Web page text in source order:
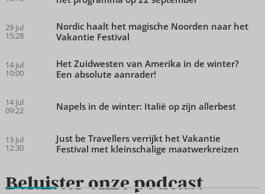
29 jul
15:28
Nordic haalt het magische Noorden naar het
Vakantie Festival
14 jul
10:00
Het Zuidwesten van Amerika in de winter?
Een absolute aanrader!
14 jul
09:22 Napels in de winter: Italië op zijn allerbest
13 jul
12:30
Just be Travellers verrijkt het Vakantie
Festival met kleinschalige maatwerkreizen
Beluister onze podcast